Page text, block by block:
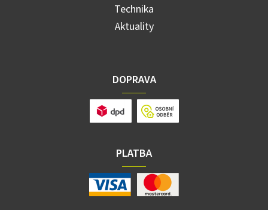
Technika
Aktuality
DOPRAVA
PLATBA